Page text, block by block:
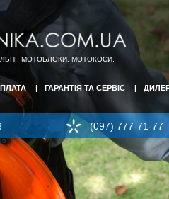
МОТОБЛОКИ, МОТОКОСИ,
ГАРАНТІЯ ТА СЕРВІС
(097) 777-71-77